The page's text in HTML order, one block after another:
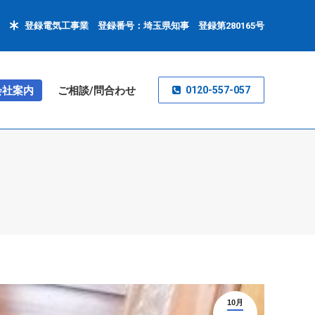
登録電気工事業 登録番号：埼玉県知事 登録第280165号
案内 ご相談/問合わせ 0120-557-057
10月